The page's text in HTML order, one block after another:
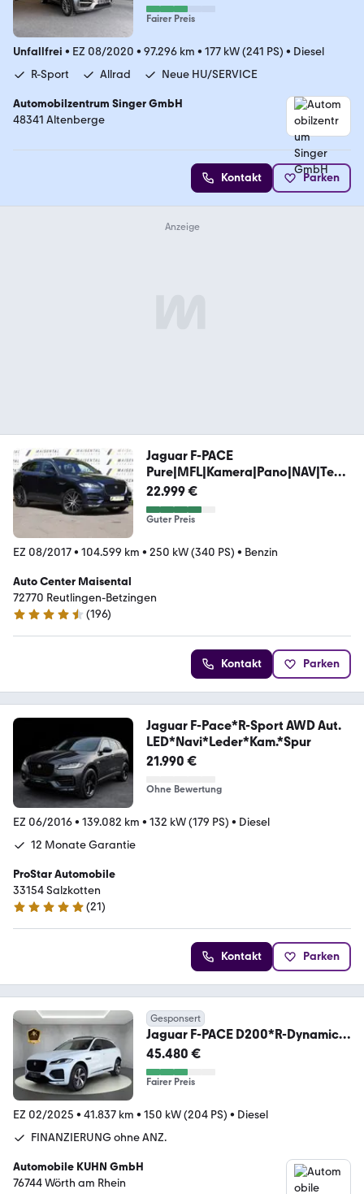
Fairer Preis
Unfallfrei • EZ 08/2020 • 97.296 km • 177 kW (241 PS) • Diesel
R-Sport
Allrad Neue HU/SERVICE
Automobilzentrum Singer GmbH
48341 Altenberge
Kontakt Parken
Jaguar F-PACE
Pure|MFL|Kamera|Pano|NAV|Tem
p|PDC|SHZ|LED
22.999 €
Guter Preis
EZ 08/2017• 104.599 km • 250 kW (340 PS) • Benzin
Auto Center Maisental
72770 Reutlingen-Betzingen
4.4 Sterne
(196)
Kontakt Parken
Jaguar F-Pace*R-Sport AWD Aut.
LED*Navi*Leder*Kam.*Spur
21.990 €
Ohne Bewertung
EZ 06/2016• 139.082 km • 132 kW (179 PS) • Diesel
12 Monate Garantie
ProStar Automobile
33154 Salzkotten
4.9 Sterne
(21)
Kontakt Parken
Gesponsert
Jaguar F-PACE D200*R-Dynamic S
AWD*BLACK PACK*
45.480 €
Fairer Preis
EZ 02/2025 • 41.837 km • 150 kW (204 PS) • Diesel
FINANZIERUNG ohne ANZ.
Automobile KUHN GmbH
76744 Wörth am Rhein